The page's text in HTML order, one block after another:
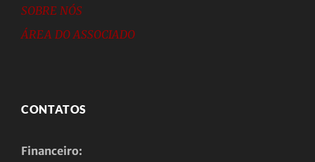
SOBRE NÓS
ÁREA DO ASSOCIADO
CONTATOS
Financeiro: